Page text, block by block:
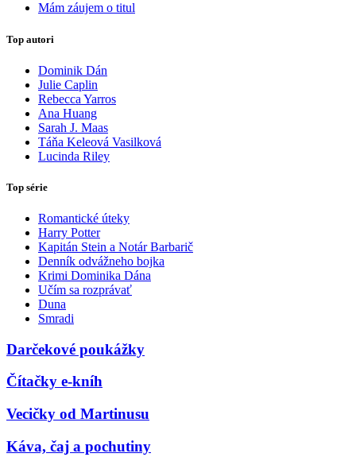
Mám záujem o titul
Top autori
Dominik Dán
Julie Caplin
Rebecca Yarros
Ana Huang
Sarah J. Maas
Táňa Keleová Vasilková
Lucinda Riley
Top série
Romantické úteky
Harry Potter
Kapitán Stein a Notár Barbarič
Denník odvážneho bojka
Krimi Dominika Dána
Učím sa rozprávať
Duna
Smradi
Darčekové poukážky
Čítačky e-kníh
Vecičky od Martinusu
Káva, čaj a pochutiny